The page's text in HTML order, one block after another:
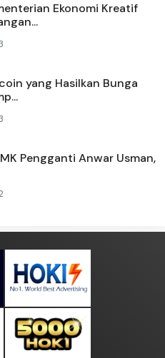
Ekonomi Kreatif
yang Hasilkan Bunga
Pengganti Anwar Usman,